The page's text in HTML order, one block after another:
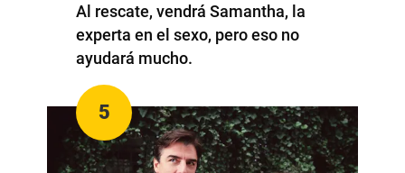
Al rescate, vendrá Samantha, la
experta en el sexo, pero eso no
ayudará mucho.
5